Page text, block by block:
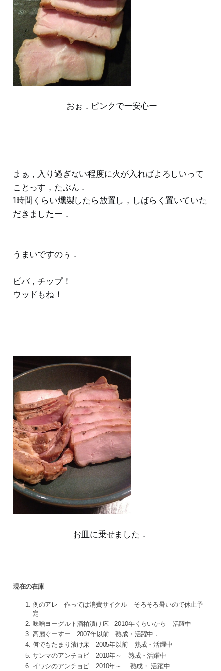
おぉ．ピンクで一安心ー
まぁ，入り過ぎない程度に火が入ればよろしいって
ことっす，たぶん．
1時間くらい燻製したら放置し，しばらく置いていた
だきましたー．
うまいですのぅ．
ビバ，チップ！
ウッドもね！
お皿に乗せました．
現在の在庫
例のアレ 作っては消費サイクル そろそろ暑いので休止予
定
味噌ヨーグルト酒粕漬け床 2010年くらいから 活躍中
高麗ぐーすー 2007年以前 熟成・活躍中．
何でもたまり漬け床 2005年以前 熟成・活躍中
サンマのアンチョビ 2010年～ 熟成・活躍中
イワシのアンチョビ 2010年～ 熟成・ 活躍中